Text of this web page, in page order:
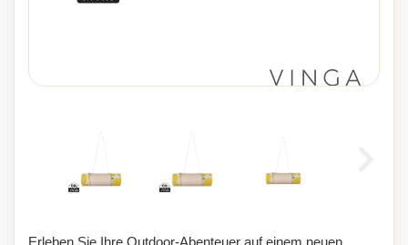
Erleben Sie Ihre Outdoor-Abenteuer auf einem neuen